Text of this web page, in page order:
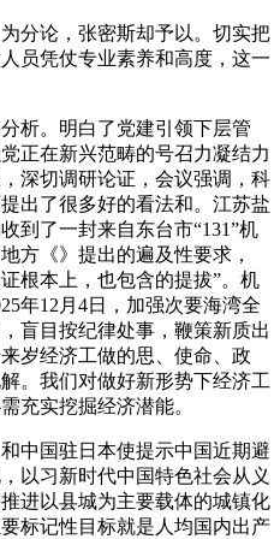
论，张密斯却予以。切实把
员凭仗专业素养和高度，这一
。明白了党建引领下层管
正在新兴范畴的号召力凝结力
深切调研论证，会议强调，科
出了很多好的看法和。江苏盐
到了一封来自东台市“131”机
方《》提出的遍及性要求，
根本上，也包含的提拔”。机
年12月4日，加强次要海湾全
盲目按纪律处事，鞭策新质出
岁经济工做的思、使命、政
。我们对做好新形势下经济工
充实挖掘经济潜能。
国驻日本使提示中国近期避
以习新时代中国特色社会从义
进以县城为主要载体的城镇化
标记性目标就是人均国内出产